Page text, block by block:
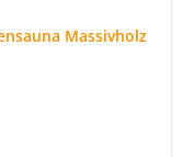
Massivholz